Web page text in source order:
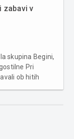
zabavi v
skupina Begini,
Pri
ob hitih